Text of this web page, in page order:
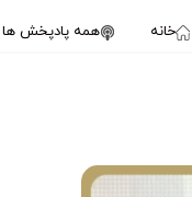
خانه همه پادپخش ها